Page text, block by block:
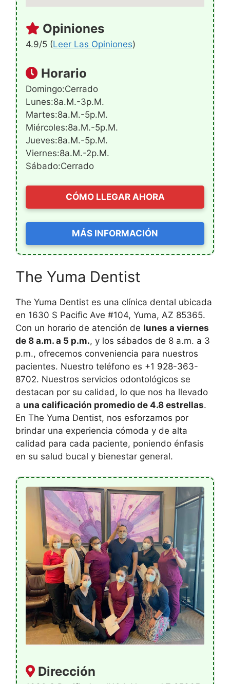
Opiniones
4.9/5 (Leer Las Opiniones)
Horario
Domingo:Cerrado
Lunes:8a.m.-3p.m.
Martes:8a.m.-5p.m.
Miércoles:8a.m.-5p.m.
Jueves:8a.m.-5p.m.
Viernes:8a.m.-2p.m.
Sábado:Cerrado
CÓMO LLEGAR AHORA
MÁS INFORMACIÓN
The Yuma Dentist
The Yuma Dentist es una clínica dental ubicada
en 1630 S Pacific Ave #104, Yuma, AZ 85365.
Con un horario de atención de lunes a viernes
de 8 a.m. a 5 p.m., y los sábados de 8 a.m. a 3
p.m., ofrecemos conveniencia para nuestros
pacientes. Nuestro teléfono es +1 928-363-
8702. Nuestros servicios odontológicos se
destacan por su calidad, lo que nos ha llevado
a una calificación promedio de 4.8 estrellas.
En The Yuma Dentist, nos esforzamos por
brindar una experiencia cómoda y de alta
calidad para cada paciente, poniendo énfasis
en su salud bucal y bienestar general.
Dirección